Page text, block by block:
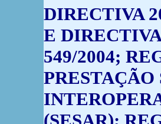
DIRECTIVA
E
549/2004;
PRESTAÇÃO